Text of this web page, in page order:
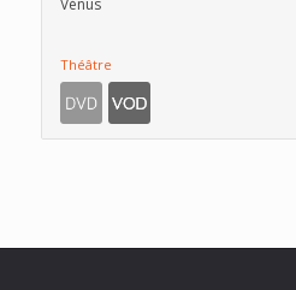
Vénus
Théâtre